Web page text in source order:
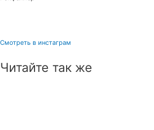
Смотреть в инстаграм
Читайте так же